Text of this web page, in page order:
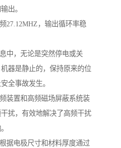
出。
27.12MHZ，输出循环率稳
中，无论是突然停电或关
器是静止的，保持原来的位
全事故发生。
装置和高频磁场屏蔽系统装
扰，有效地解决了高频干扰
据电极尺寸和材料厚度通过